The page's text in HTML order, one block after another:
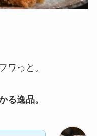
ワっと。
る逸品。